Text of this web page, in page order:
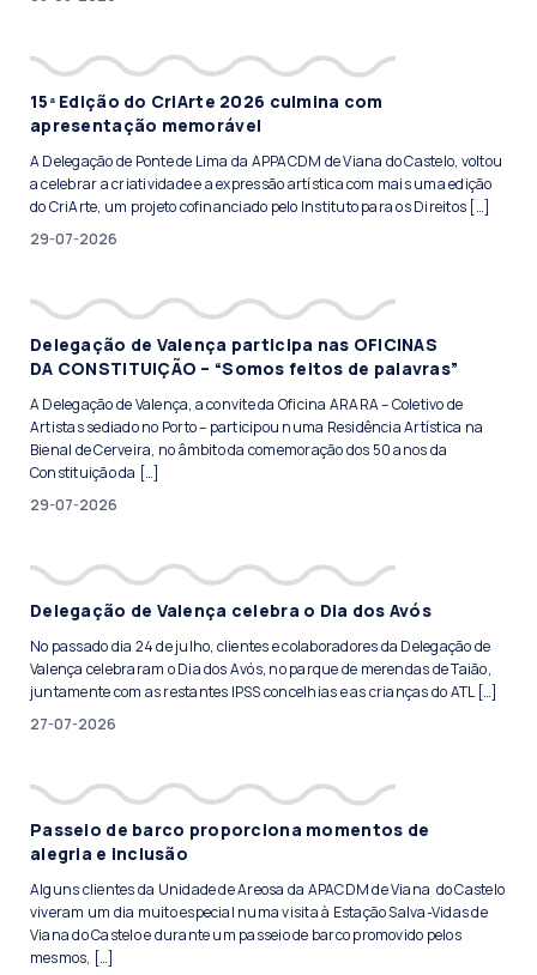
15ª Edição do CriArte 2026 culmina com
apresentação memorável
A Delegação de Ponte de Lima da APPACDM de Viana do Castelo, voltou
a celebrar a criatividade e a expressão artística com mais uma edição
do CriArte, um projeto cofinanciado pelo Instituto para os Direitos […]
29-07-2026
Delegação de Valença participa nas OFICINAS
DA CONSTITUIÇÃO – “Somos feitos de palavras”
A Delegação de Valença, a convite da Oficina ARARA – Coletivo de
Artistas sediado no Porto – participou numa Residência Artística na
Bienal de Cerveira, no âmbito da comemoração dos 50 anos da
Constituição da […]
29-07-2026
Delegação de Valença celebra o Dia dos Avós
No passado dia 24 de julho, clientes e colaboradores da Delegação de
Valença celebraram o Dia dos Avós, no parque de merendas de Taião,
juntamente com as restantes IPSS concelhias e as crianças do ATL […]
27-07-2026
Passeio de barco proporciona momentos de
alegria e inclusão
Alguns clientes da Unidade de Areosa da APACDM de Viana do Castelo
viveram um dia muito especial numa visita à Estação Salva-Vidas de
Viana do Castelo e durante um passeio de barco promovido pelos
mesmos, […]